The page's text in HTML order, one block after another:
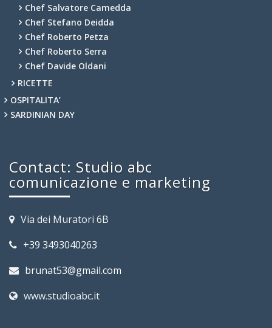
Chef Salvatore Camedda
Chef Stefano Deidda
Chef Roberto Petza
Chef Roberto Serra
Chef Davide Oldani
RICETTE
OSPITALITA’
SARDINIAN DAY
Contact: Studio abc
comunicazione e marketing
Via dei Muratori 6B
+39 3493040263
brunat53@gmail.com
www.studioabc.it